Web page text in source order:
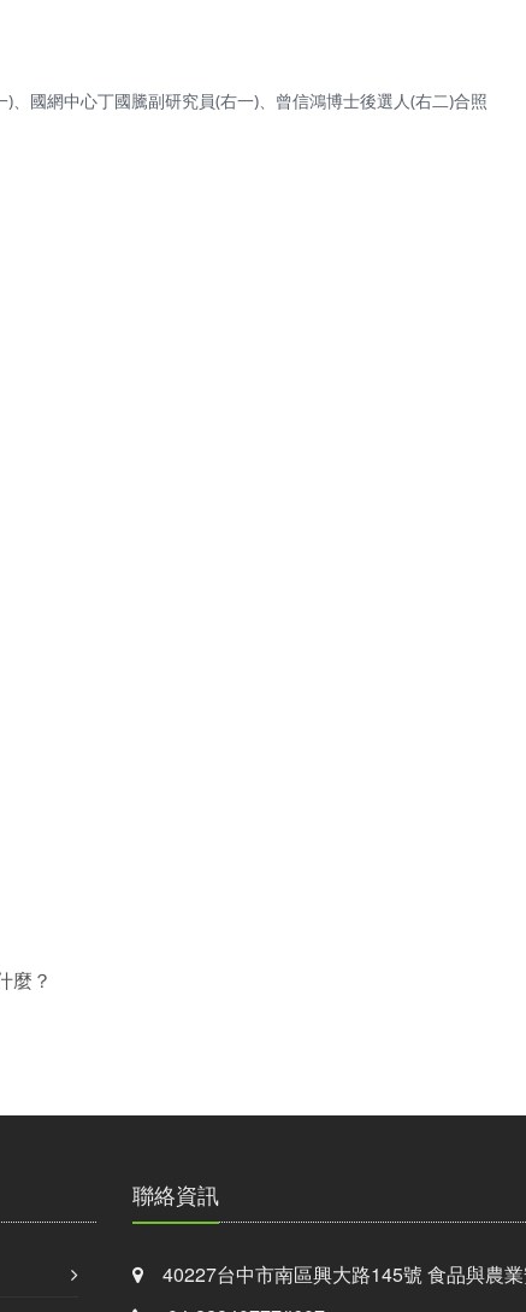
國網中心丁國騰副研究員(右一)、曾信鴻博士後選人(右二)合照
麼？
聯絡資訊
40227台中市南區興大路145號 食品與農業